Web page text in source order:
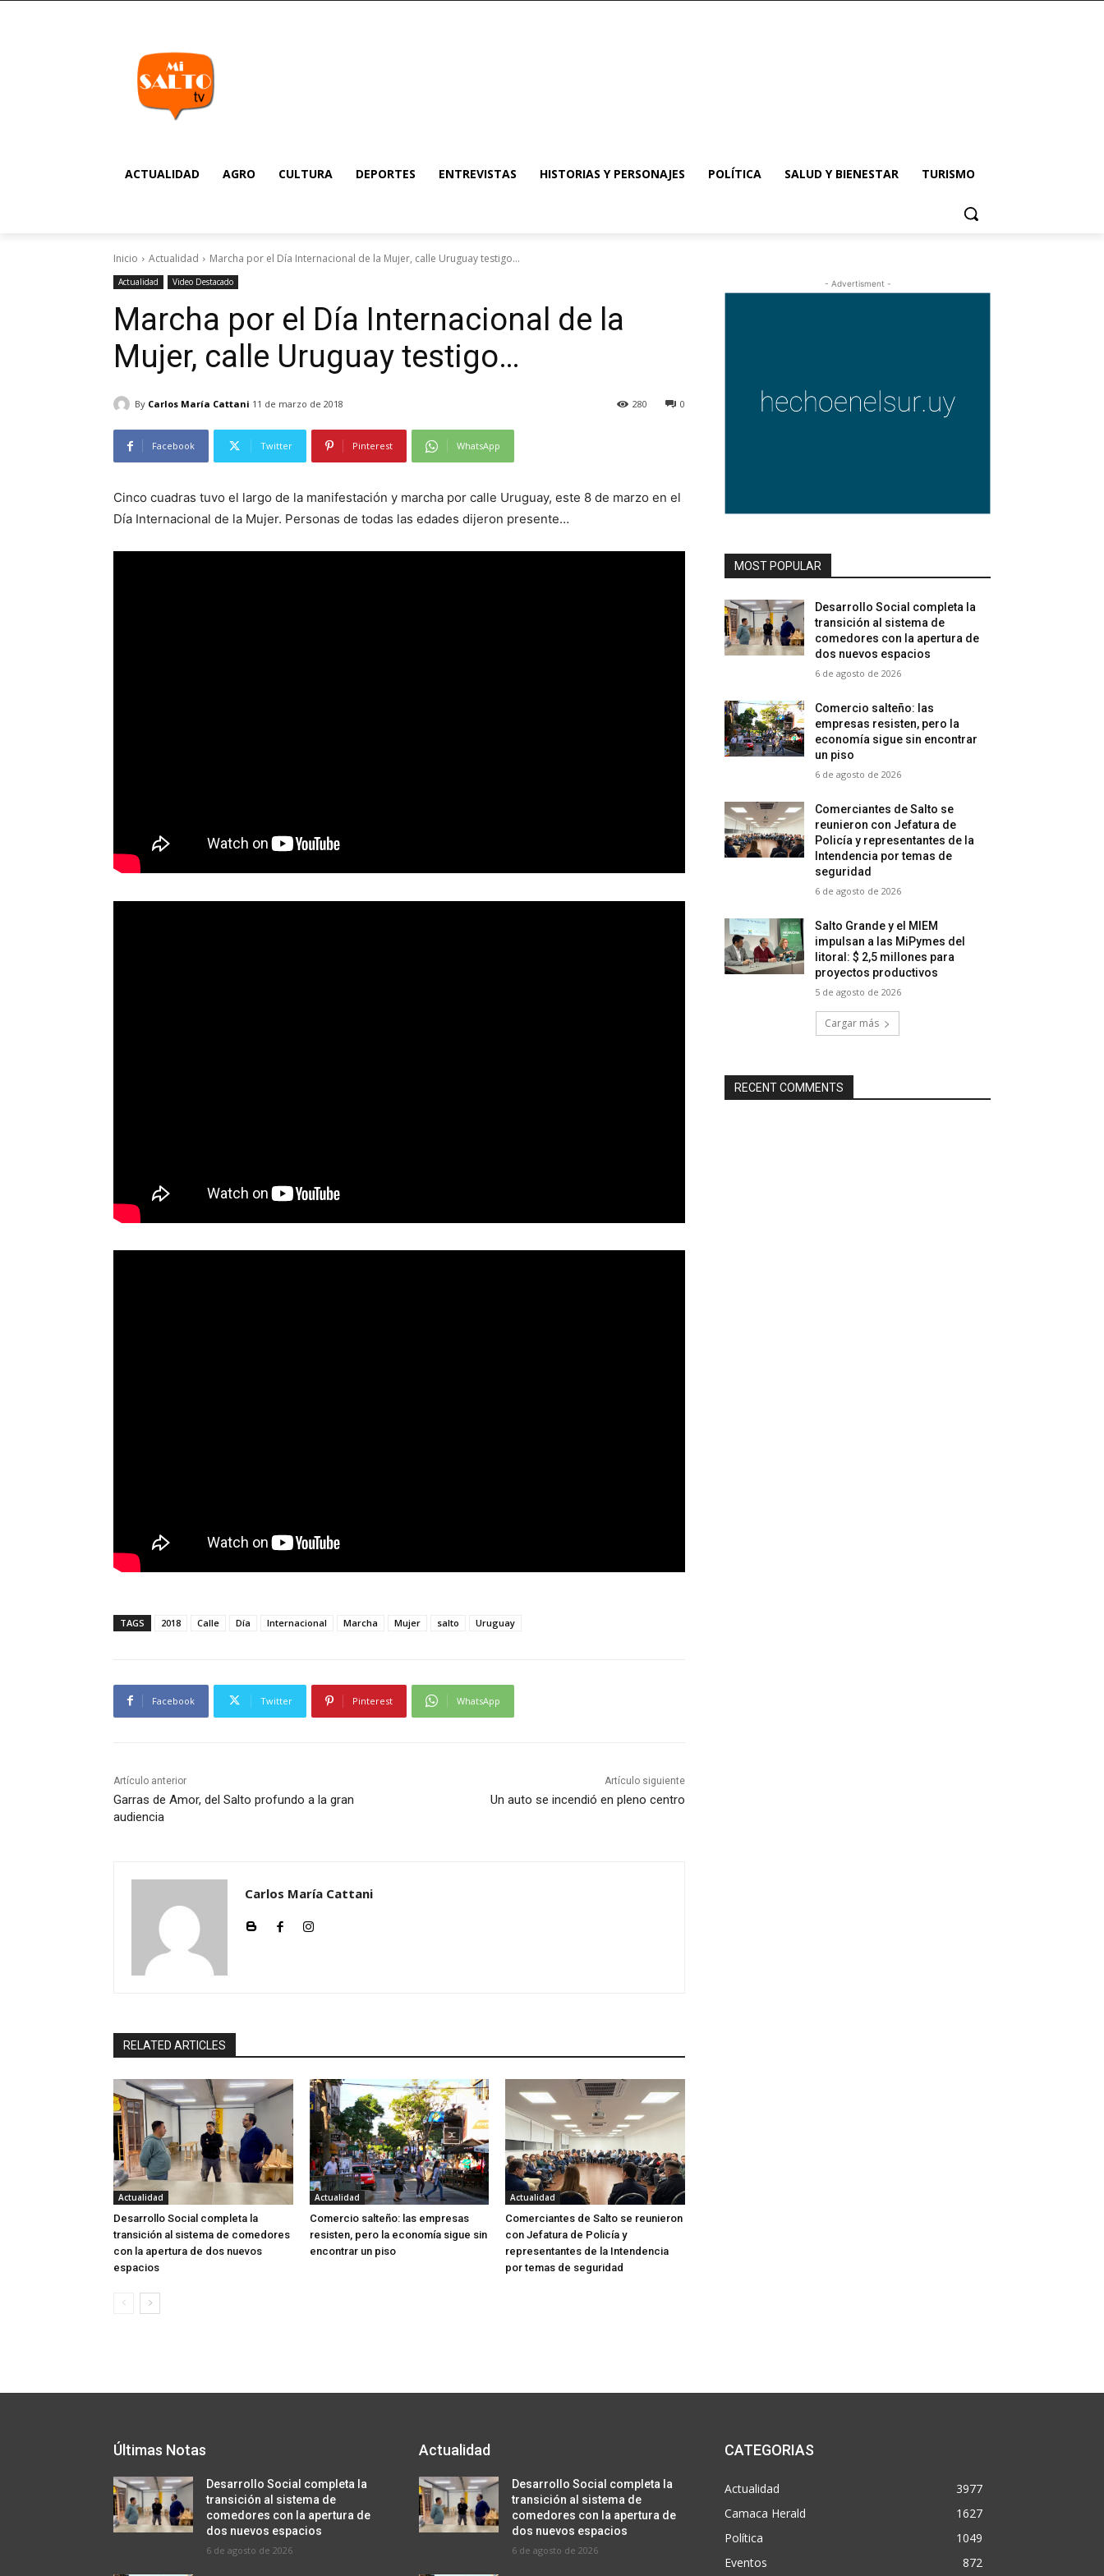
ACTUALIDAD AGRO CULTURA DEPORTES ENTREVISTAS HISTORIAS Y PERSONAJES POLÍTICA SALUD Y BIENESTAR TURISMO
Inicio Actualidad Marcha por el Día Internacional de la Mujer, calle Uruguay testigo...
Actualidad Video Destacado
Marcha por el Día Internacional de la
Mujer, calle Uruguay testigo…
By Carlos María Cattani 11 de marzo de 2018 0
280
Facebook Twitter Pinterest WhatsApp
Cinco cuadras tuvo el largo de la manifestación y marcha por calle Uruguay, este 8 de marzo en el
Día Internacional de la Mujer. Personas de todas las edades dijeron presente…
TAGS 2018 Calle Día Internacional Marcha Mujer salto Uruguay
Facebook Twitter Pinterest WhatsApp
Artículo anterior
Garras de Amor, del Salto profundo a la gran
audiencia
Artículo siguiente
Un auto se incendió en pleno centro
Carlos María Cattani
RELATED ARTICLES
Actualidad
Desarrollo Social completa la
transición al sistema de comedores
con la apertura de dos nuevos
espacios
Actualidad
Comercio salteño: las empresas
resisten, pero la economía sigue sin
encontrar un piso
Actualidad
Comerciantes de Salto se reunieron
con Jefatura de Policía y
representantes de la Intendencia
por temas de seguridad
- Advertisment -
MOST POPULAR
Desarrollo Social completa la
transición al sistema de
comedores con la apertura de
dos nuevos espacios
6 de agosto de 2026
Comercio salteño: las
empresas resisten, pero la
economía sigue sin encontrar
un piso
6 de agosto de 2026
Comerciantes de Salto se
reunieron con Jefatura de
Policía y representantes de la
Intendencia por temas de
seguridad
6 de agosto de 2026
Salto Grande y el MIEM
impulsan a las MiPymes del
litoral: $ 2,5 millones para
proyectos productivos
5 de agosto de 2026
Cargar más
RECENT COMMENTS
Últimas Notas
Desarrollo Social completa la
transición al sistema de
comedores con la apertura de
dos nuevos espacios
6 de agosto de 2026
Actualidad
Desarrollo Social completa la
transición al sistema de
comedores con la apertura de
dos nuevos espacios
6 de agosto de 2026
CATEGORIAS
Actualidad
3977
Camaca Herald
1627
Política
1049
Eventos
872